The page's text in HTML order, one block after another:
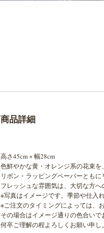
商品詳細
高さ45cm × 幅28cm
色鮮やかな黄・オレンジ系の花束を
リボン・ラッピングペーパーとも
フレッシュな雰囲気は、大切な方へ
※写真はイメージです。季節や仕入
※ご注文のタイミングによっては、
その場合はイメージ通りの色合い
何卒ご理解の程よろしくお願い申し